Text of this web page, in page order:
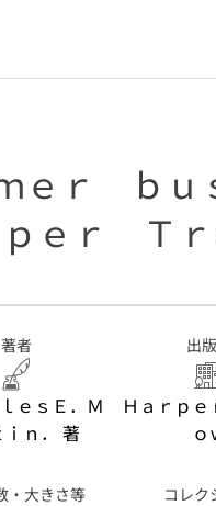
ｅｒ ｂｕ
ｐｅｒ Ｔ
著者
ｅｓＥ．Ｍ
ｉｎ． 著
出
Ｈａｒｐ
ｏ
・大きさ等 コレク